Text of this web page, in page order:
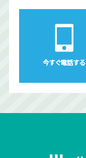
今すぐ電話する